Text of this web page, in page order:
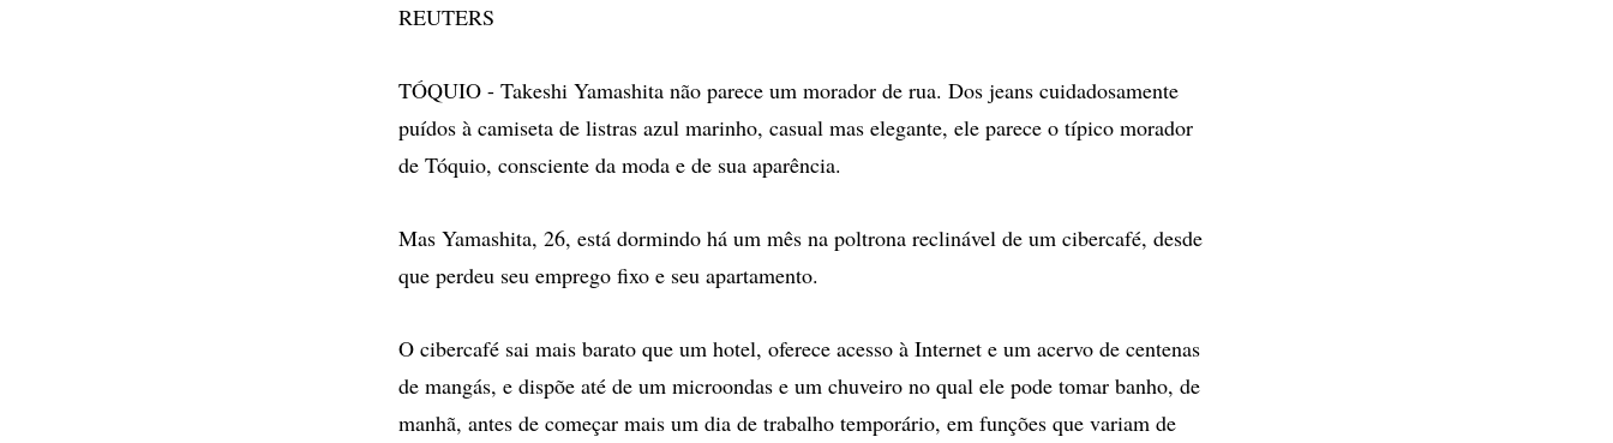
REUTERS
TÓQUIO - Takeshi Yamashita não parece um morador de rua. Dos jeans cuidadosamente
puídos à camiseta de listras azul marinho, casual mas elegante, ele parece o típico morador
de Tóquio, consciente da moda e de sua aparência.
Mas Yamashita, 26, está dormindo há um mês na poltrona reclinável de um cibercafé, desde
que perdeu seu emprego fixo e seu apartamento.
O cibercafé sai mais barato que um hotel, oferece acesso à Internet e um acervo de centenas
de mangás, e dispõe até de um microondas e um chuveiro no qual ele pode tomar banho, de
manhã, antes de começar mais um dia de trabalho temporário, em funções que variam de